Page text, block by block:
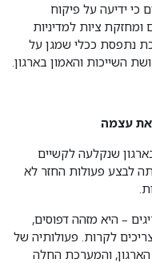
ידיעה על פיקוח
ציות למדיניות
נתפסת ככלי שמגן על
השייכות והאמון בארגון.
את עצמה
שנקלעה לקשיים
לבצע פעולות החזר לא
– היא מזהה דפוסים,
לקרות. פעולותיה של
והמערכת החלה